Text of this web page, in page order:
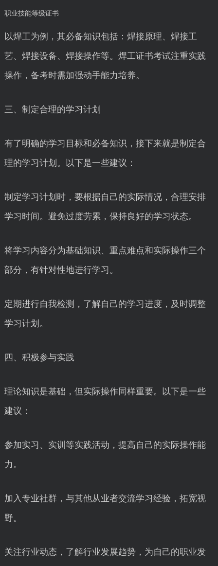
职业技能等级证书
以焊工为例，其必备知识包括：焊接原理、焊接工
艺、焊接设备、焊接操作等。焊工证书考试注重实践
操作，备考时需加强动手能力培养。
三、制定合理的学习计划
有了明确的学习目标和必备知识，接下来就是制定合
理的学习计划。以下是一些建议：
制定学习计划时，要根据自己的实际情况，合理安排
学习时间。避免过度劳累，保持良好的学习状态。
将学习内容分为基础知识、重点难点和实际操作三个
部分，有针对性地进行学习。
定期进行自我检测，了解自己的学习进度，及时调整
学习计划。
四、积极参与实践
理论知识是基础，但实际操作同样重要。以下是一些
建议：
参加实习、实训等实践活动，提高自己的实际操作能
力。
加入专业社群，与其他从业者交流学习经验，拓宽视
野。
关注行业动态，了解行业发展趋势，为自己的职业发